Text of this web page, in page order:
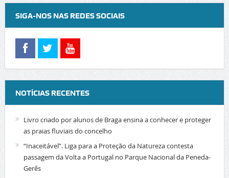
SIGA-NOS NAS REDES SOCIAIS
NOTÍCIAS RECENTES
Livro criado por alunos de Braga ensina a conhecer e proteger
as praias fluviais do concelho
“Inaceitável”. Liga para a Proteção da Natureza contesta
passagem da Volta a Portugal no Parque Nacional da Peneda-
Gerês